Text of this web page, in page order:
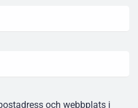
och webbplats i